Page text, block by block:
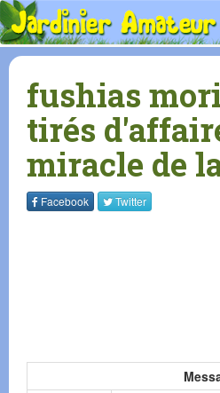
fushias
tirés
miracle de
Facebook Twitter